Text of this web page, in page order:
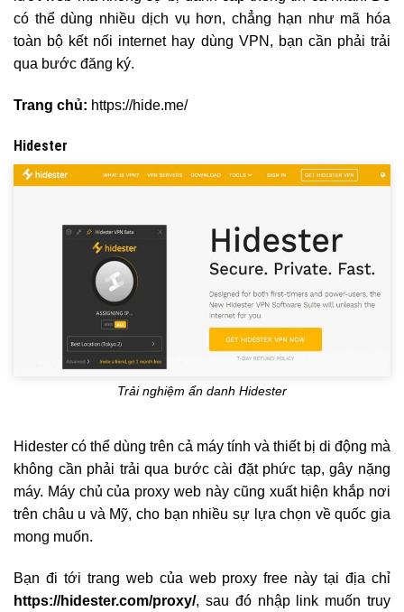
có thể dùng nhiều dịch vụ hơn, chẳng hạn như mã hóa
toàn bộ kết nối internet hay dùng VPN, bạn cần phải trải
qua bước đăng ký.
Trang chủ: https://hide.me/
Hidester
Trải nghiệm ẩn danh Hidester
Hidester có thể dùng trên cả máy tính và thiết bị di động mà
không cần phải trải qua bước cài đặt phức tạp, gây nặng
máy. Máy chủ của proxy web này cũng xuất hiện khắp nơi
trên châu u và Mỹ, cho bạn nhiều sự lựa chọn về quốc gia
mong muốn.
Bạn đi tới trang web của web proxy free này tại địa chỉ
https://hidester.com/proxy/, sau đó nhập link muốn truy